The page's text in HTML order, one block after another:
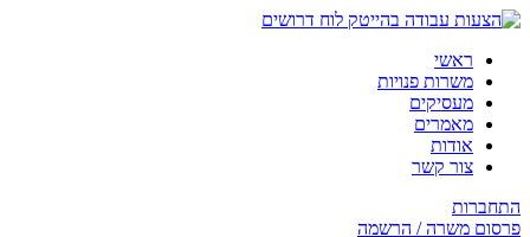
לוח דרושים
ראשי
משרות פנויות
מעסיקים
מאמרים
אודות
צור קשר
התחברות
פרסום משרה / הרשמה